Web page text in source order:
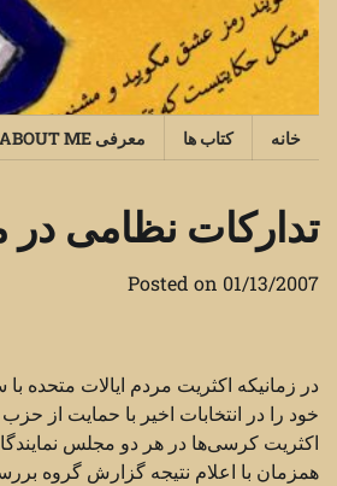
content
خانه کتاب ها معرفی ABOUT ME
تدارکات نظامی در
Posted on 01/13/2007
در زمانیکه اکثریت مردم ایالات
خود را در انتخابات اخیر با حمایت از
اکثریت کرسی‌ها در هر دو مجلس
همزمان با اعلام نتیجه گزارش گروه